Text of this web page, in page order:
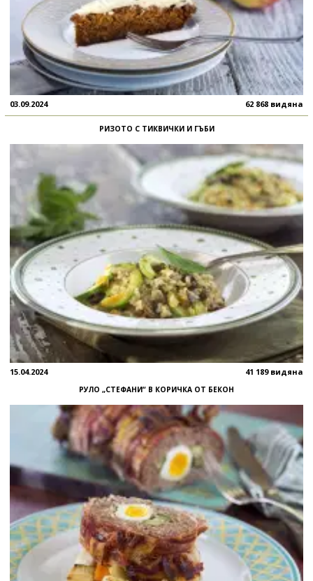
03.09.2024 62 868 видяна
РИЗОТО С ТИКВИЧКИ И ГЪБИ
15.04.2024 41 189 видяна
РУЛО „СТЕФАНИ“ В КОРИЧКА ОТ БЕКОН